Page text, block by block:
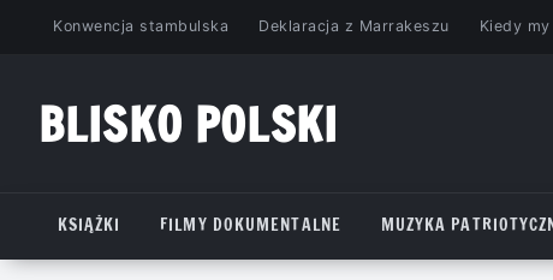
PrzejdźKonwencja stambulska Deklaracja z Marrakeszu Kiedy
BLISKO POLSKI
KSIĄŻKI
FILMY DOKUMENTALNE MUZYKA